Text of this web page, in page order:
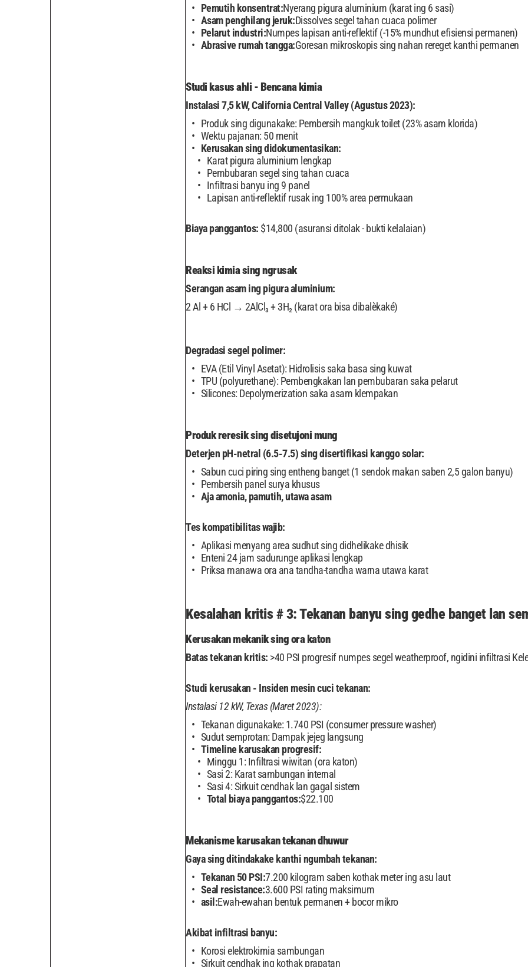
Pemutih konsentrat:Nyerang pigura aluminium (karat ing 6 sasi)
Asam penghilang jeruk:Dissolves segel tahan cuaca polimer
Pelarut industri:Numpes lapisan anti-reflektif (-15% mundhut efisiensi permanen)
Abrasive rumah tangga:Goresan mikroskopis sing nahan rereget kanthi permanen
Studi kasus ahli - Bencana kimia
Instalasi 7,5 kW, California Central Valley (Agustus 2023):
Produk sing digunakake: Pembersih mangkuk toilet (23% asam klorida)
Wektu pajanan: 50 menit
Kerusakan sing didokumentasikan:
Karat pigura aluminium lengkap
Pembubaran segel sing tahan cuaca
Infiltrasi banyu ing 9 panel
Lapisan anti-reflektif rusak ing 100% area permukaan
Biaya panggantos: $14,800 (asuransi ditolak - bukti kelalaian)
Reaksi kimia sing ngrusak
Serangan asam ing pigura aluminium:
2 Al + 6 HCl → 2AlCl₃ + 3H₂ (karat ora bisa dibalèkaké)
Degradasi segel polimer:
EVA (Etil Vinyl Asetat): Hidrolisis saka basa sing kuwat
TPU (polyurethane): Pembengkakan lan pembubaran saka pelarut
Silicones: Depolymerization saka asam klempakan
Produk reresik sing disetujoni mung
Deterjen pH-netral (6.5-7.5) sing disertifikasi kanggo solar:
Sabun cuci piring sing entheng banget (1 sendok makan saben 2,5 galon banyu)
Pembersih panel surya khusus
Aja amonia, pamutih, utawa asam
Tes kompatibilitas wajib:
Aplikasi menyang area sudhut sing didhelikake dhisik
Enteni 24 jam sadurunge aplikasi lengkap
Priksa manawa ora ana tandha-tandha warna utawa karat
Kesalahan kritis # 3: Tekanan banyu sing gedhe banget lan
Kerusakan mekanik sing ora katon
Batas tekanan kritis: >40 PSI progresif numpes segel weatherproof, ngidini infiltrasi
Studi kerusakan - Insiden mesin cuci tekanan:
Instalasi 12 kW, Texas (Maret 2023):
Tekanan digunakake: 1.740 PSI (consumer pressure washer)
Sudut semprotan: Dampak jejeg langsung
Timeline karusakan progresif:
Minggu 1: Infiltrasi wiwitan (ora katon)
Sasi 2: Karat sambungan internal
Sasi 4: Sirkuit cendhak lan gagal sistem
Total biaya panggantos:$22.100
Mekanisme karusakan tekanan dhuwur
Gaya sing ditindakake kanthi ngumbah tekanan:
Tekanan 50 PSI:7.200 kilogram saben kothak meter ing asu laut
Seal resistance:3.600 PSI rating maksimum
asil:Ewah-ewahan bentuk permanen + bocor mikro
Akibat infiltrasi banyu:
Korosi elektrokimia sambungan
Sirkuit cendhak ing kothak prapatan